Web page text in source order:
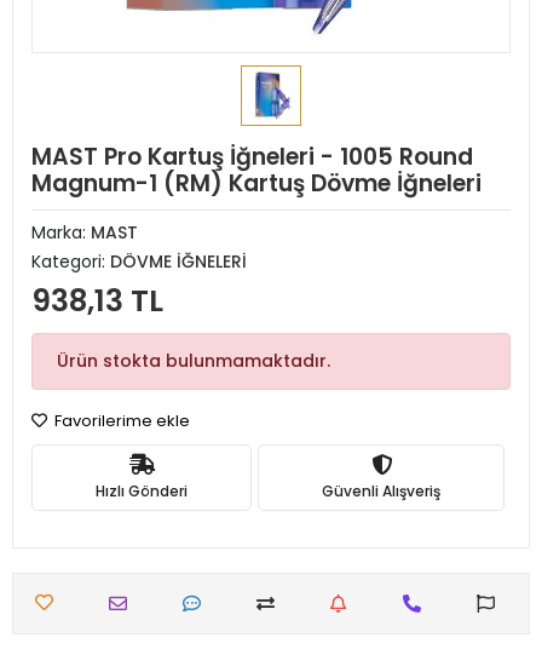
MAST Pro Kartuş İğneleri - 1005 Round
Magnum-1 (RM) Kartuş Dövme İğneleri
Marka: MAST
Kategori: DÖVME İĞNELERİ
938,13 TL
Ürün stokta bulunmamaktadır.
Favorilerime ekle
Hızlı Gönderi Güvenli Alışveriş